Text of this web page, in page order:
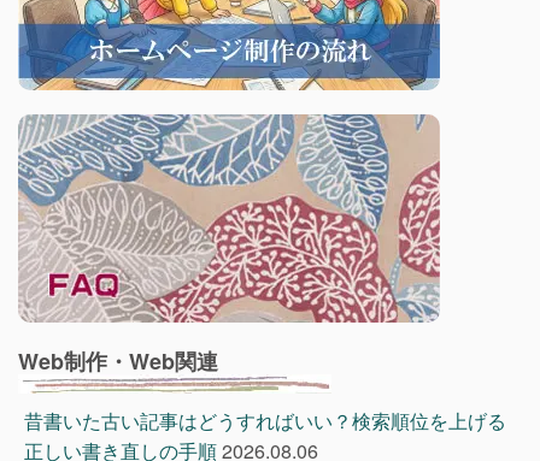
Web制作・Web関連
昔書いた古い記事はどうすればいい？検索順位を上げる
正しい書き直しの手順2026.08.06